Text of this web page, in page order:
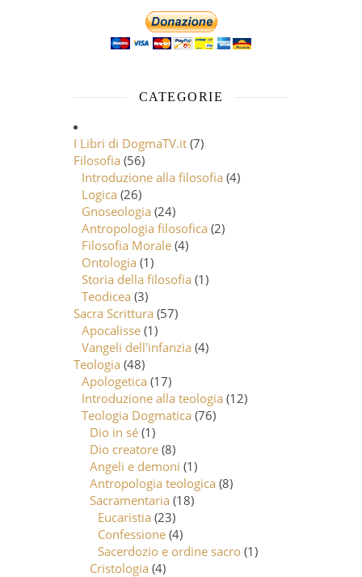
CATEGORIE
I Libri di DogmaTV.it (7)
Filosofia (56)
Introduzione alla filosofia (4)
Logica (26)
Gnoseologia (24)
Antropologia filosofica (2)
Filosofia Morale (4)
Ontologia (1)
Storia della filosofia (1)
Teodicea (3)
Sacra Scrittura (57)
Apocalisse (1)
Vangeli dell'infanzia (4)
Teologia (48)
Apologetica (17)
Introduzione alla teologia (12)
Teologia Dogmatica (76)
Dio in sé (1)
Dio creatore (8)
Angeli e demoni (1)
Antropologia teologica (8)
Sacramentaria (18)
Eucaristia (23)
Confessione (4)
Sacerdozio e ordine sacro (1)
Cristologia (4)